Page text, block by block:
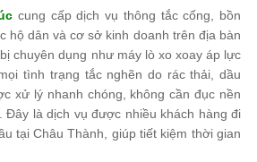
cung cấp dịch vụ thông tắc cống, bồn
hộ dân và cơ sở kinh doanh trên địa bàn
chuyên dụng như máy lò xo xoay áp lực
tình trạng tắc nghẽn do rác thải, dầu
xử lý nhanh chóng, không cần đục nền
Đây là dịch vụ được nhiều khách hàng đi
tại Châu Thành, giúp tiết kiệm thời gian